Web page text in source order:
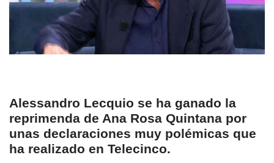
Alessandro Lecquio se ha ganado la
reprimenda de Ana Rosa Quintana por
unas declaraciones muy polémicas que
ha realizado en Telecinco.